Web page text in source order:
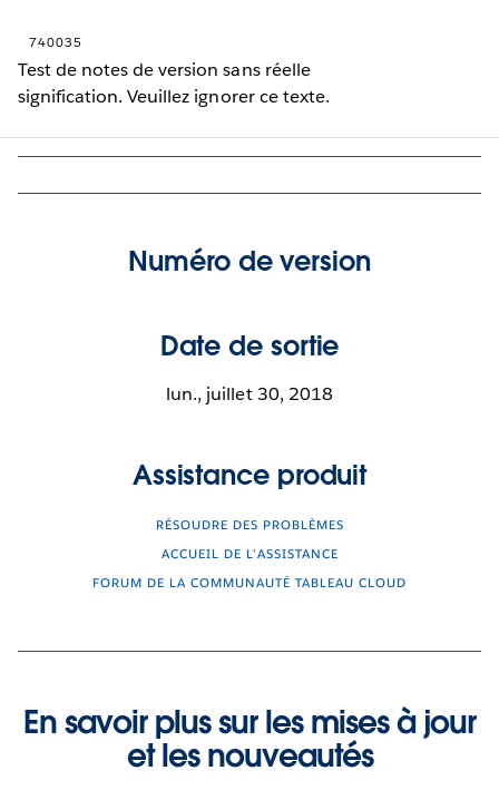
740035
Test de notes de version sans réelle
signification. Veuillez ignorer ce texte.
Numéro de version
Date de sortie
lun., juillet 30, 2018
Assistance produit
RÉSOUDRE DES PROBLÈMES
ACCUEIL DE L’ASSISTANCE
FORUM DE LA COMMUNAUTÉ TABLEAU CLOUD
En savoir plus sur les mises à jour
et les nouveautés